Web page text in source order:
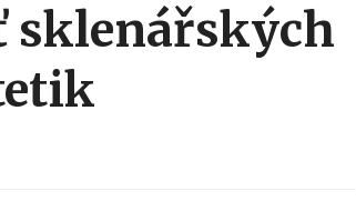
sklenářských